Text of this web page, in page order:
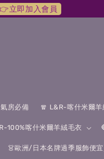
立即加入會員
房必備 🧣 L&R-喀什米爾
100%喀什米爾羊絨毛衣
👗歐洲/日本名牌過季服飾便